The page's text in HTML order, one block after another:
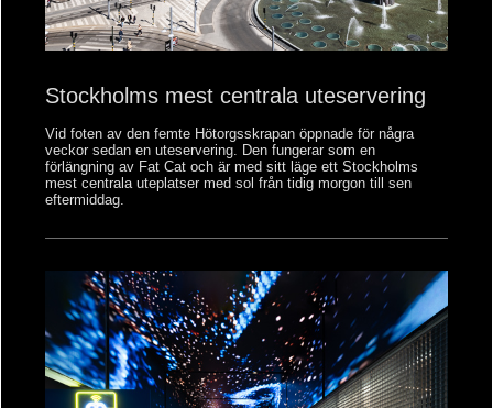
Stockholms mest centrala uteservering
Vid foten av den femte Hötorgsskrapan öppnade för några
veckor sedan en uteservering. Den fungerar som en
förlängning av Fat Cat och är med sitt läge ett Stockholms
mest centrala uteplatser med sol från tidig morgon till sen
eftermiddag.